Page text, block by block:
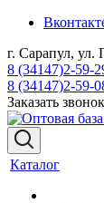
г. Сарапул, ул.
8 (34147)2-59-
8 (34147)2-59-
Заказать звонок
Каталог